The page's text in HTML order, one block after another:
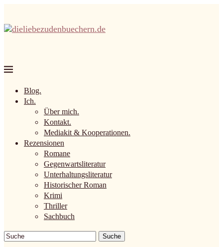
Blog.
Ich.
Über mich.
Kontakt.
Mediakit & Kooperationen.
Rezensionen
Romane
Gegenwartsliteratur
Unterhaltungsliteratur
Historischer Roman
Krimi
Thriller
Sachbuch
Suche